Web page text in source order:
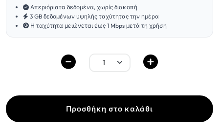
Απεριόριστα δεδομένα, χωρίς διακοπή
3 GB δεδομένων υψηλής ταχύτητας την ημέρα
Η ταχύτητα μειώνεται έως 1 Mbps μετά τη χρήση
Προσθήκη στο καλάθι